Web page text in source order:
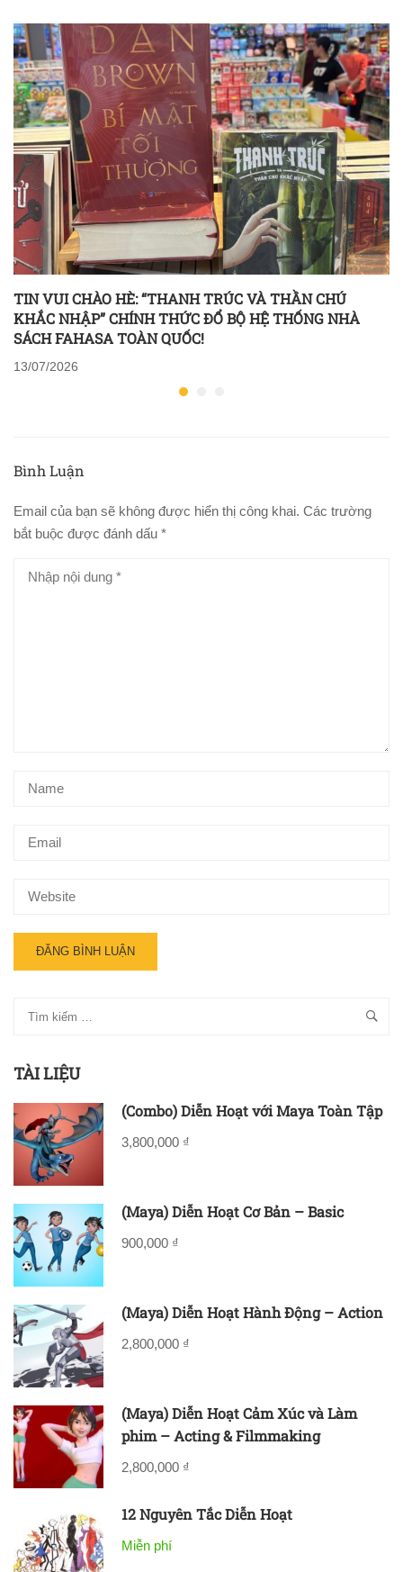
TIN VUI CHÀO HÈ: “THANH TRÚC VÀ THẦN CHÚ
KHẮC NHẬP” CHÍNH THỨC ĐỔ BỘ HỆ THỐNG NHÀ
SÁCH FAHASA TOÀN QUỐC!
13/07/2026
Bình Luận
Email của bạn sẽ không được hiển thị công khai. Các trường
bắt buộc được đánh dấu *
TÀI LIỆU
(Combo) Diễn Hoạt với Maya Toàn Tập
3,800,000 ₫
(Maya) Diễn Hoạt Cơ Bản – Basic
900,000 ₫
(Maya) Diễn Hoạt Hành Động – Action
2,800,000 ₫
(Maya) Diễn Hoạt Cảm Xúc và Làm
phim – Acting & Filmmaking
2,800,000 ₫
12 Nguyên Tắc Diễn Hoạt
Miễn phí